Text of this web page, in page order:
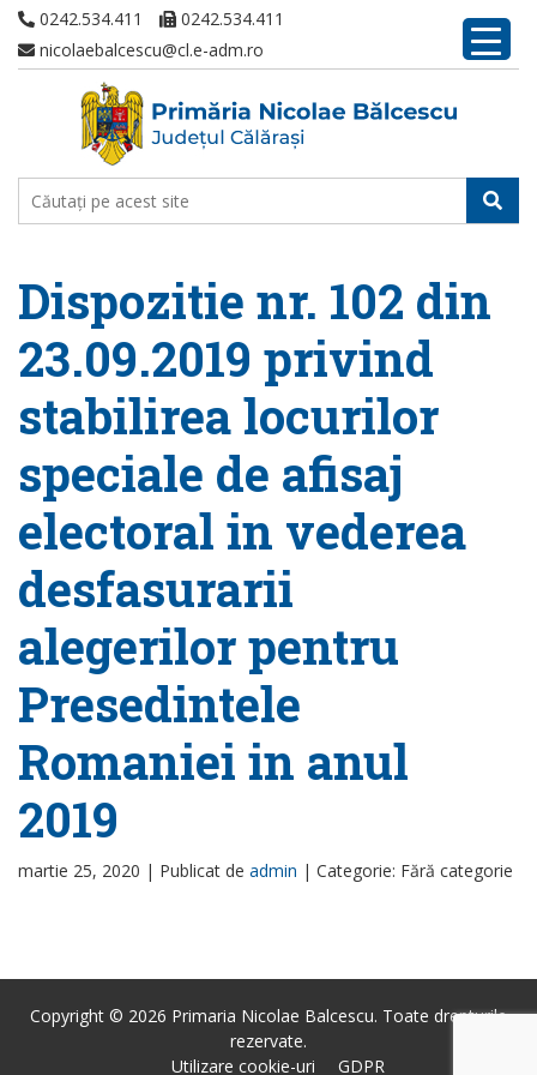
0242.534.411
0242.534.411
nicolaebalcescu@cl.e-adm.ro
Dispozitie nr. 102 din
23.09.2019 privind
stabilirea locurilor
speciale de afisaj
electoral in vederea
desfasurarii
alegerilor pentru
Presedintele
Romaniei in anul
2019
martie 25, 2020 | Publicat de admin | Categorie: Fără categorie
Copyright © 2026 Primaria Nicolae Balcescu. Toate drepturile
rezervate.
Utilizare cookie-uri
GDPR